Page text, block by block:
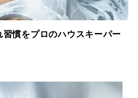
習慣をプロのハウスキーパー